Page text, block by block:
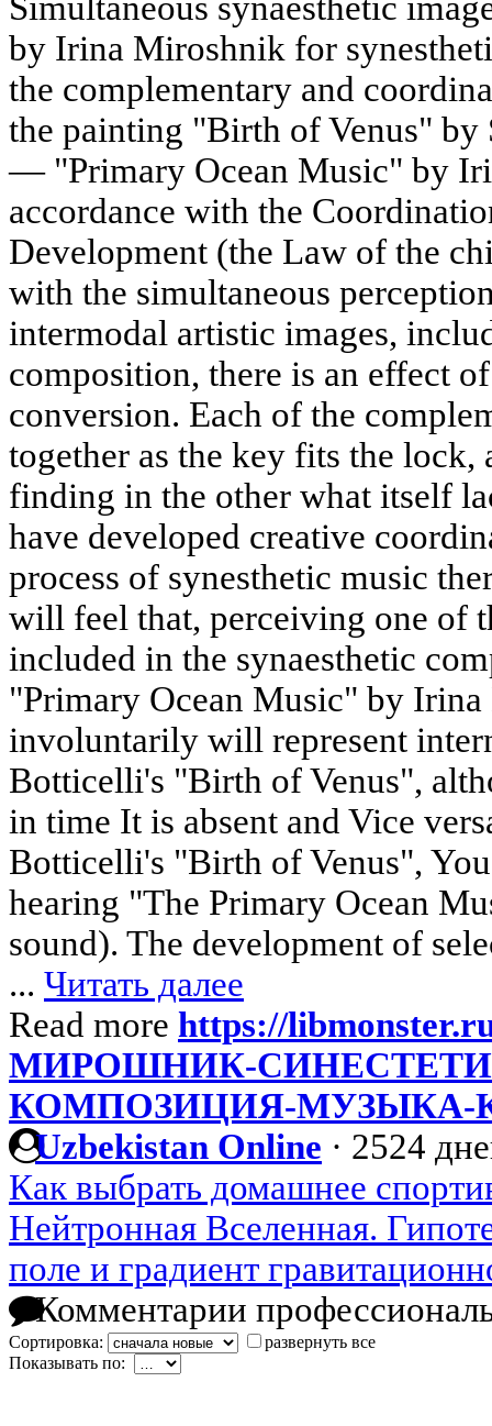
by Irina Miroshnik for
the complementary and
the painting "Birth of Venus"
— "Primary Ocean Music" by
accordance with the
Development (the Law of the
with the simultaneous
intermodal artistic images,
composition, there is an effect
conversion. Each of the
together as the key fits the lock,
finding in the other what itself
have developed creative
process of synesthetic music
will feel that, perceiving one of
included in the synaesthetic
"Primary Ocean Music" by
involuntarily will represent
Botticelli's "Birth of Venus",
in time It is absent and Vice
Botticelli's "Birth of Venus",
hearing "The Primary Ocean
sound). The development of
... Читать далее
Read more https://
МИРОШНИК-
КОМПОЗИЦИЯ-МУЗЫКА-
Uzbekistan Online · 2524
Как выбрать домашнее
Нейтронная Вселенная.
поле и градиент
Комментарии
Сортировка:
развернуть все
Показывать по: